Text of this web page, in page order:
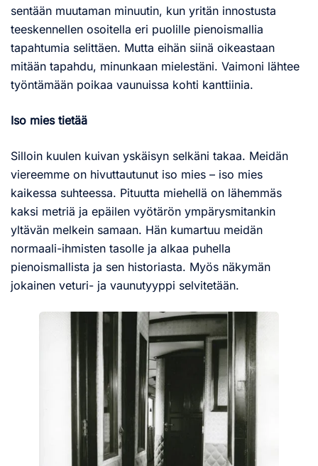
sentään muutaman minuutin, kun yritän innostusta
teeskennellen osoitella eri puolille pienoismallia
tapahtumia selittäen. Mutta eihän siinä oikeastaan
mitään tapahdu, minunkaan mielestäni. Vaimoni lähtee
työntämään poikaa vaunuissa kohti kanttiinia.
Iso mies tietää
Silloin kuulen kuivan yskäisyn selkäni takaa. Meidän
viereemme on hivuttautunut iso mies – iso mies
kaikessa suhteessa. Pituutta miehellä on lähemmäs
kaksi metriä ja epäilen vyötärön ympärysmitankin
yltävän melkein samaan. Hän kumartuu meidän
normaali-ihmisten tasolle ja alkaa puhella
pienoismallista ja sen historiasta. Myös näkymän
jokainen veturi- ja vaunutyyppi selvitetään.